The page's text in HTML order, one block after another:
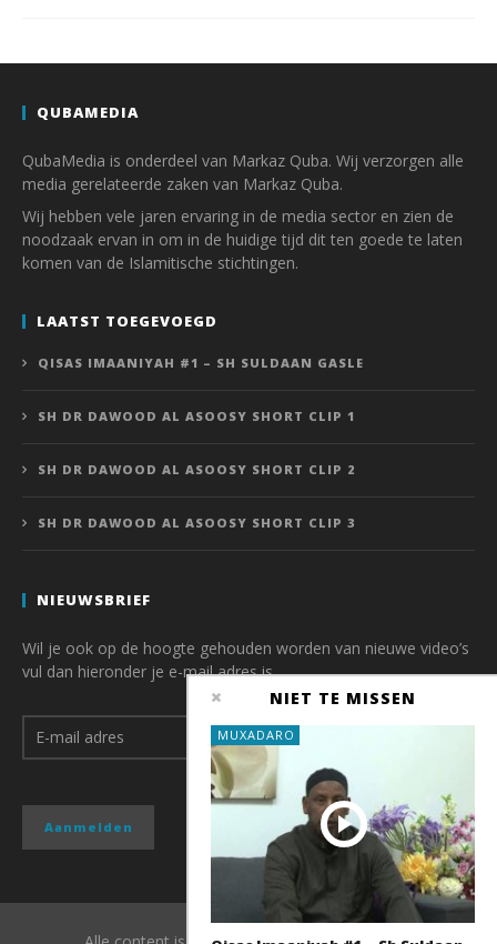
QUBAMEDIA
QubaMedia is onderdeel van Markaz Quba. Wij verzorgen alle
media gerelateerde zaken van Markaz Quba.
Wij hebben vele jaren ervaring in de media sector en zien de
noodzaak ervan in om in de huidige tijd dit ten goede te laten
komen van de Islamitische stichtingen.
LAATST TOEGEVOEGD
QISAS IMAANIYAH #1 – SH SULDAAN GASLE
SH DR DAWOOD AL ASOOSY SHORT CLIP 1
SH DR DAWOOD AL ASOOSY SHORT CLIP 2
SH DR DAWOOD AL ASOOSY SHORT CLIP 3
NIEUWSBRIEF
Wil je ook op de hoogte gehouden worden van nieuwe video’s
vul dan hieronder je e-mail adres is.
NIET TE MISSEN
MUXADARO